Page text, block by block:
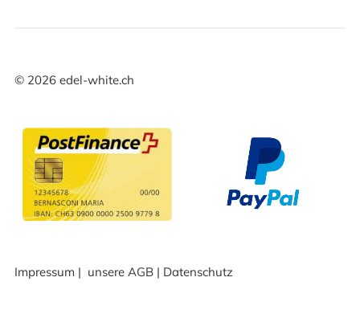
© 2026edel-white.ch
Impressum | unsere AGB| Datenschutz